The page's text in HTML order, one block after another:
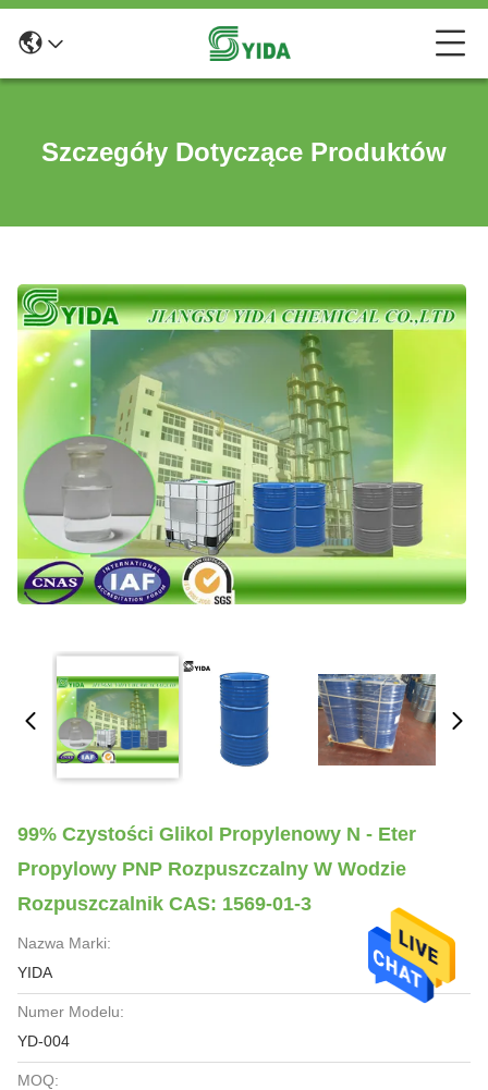
Szczegóły Dotyczące Produktów
99% Czystości Glikol Propylenowy N - Eter
Propylowy PNP Rozpuszczalny W Wodzie
Rozpuszczalnik CAS: 1569-01-3
Nazwa Marki:
YIDA
Numer Modelu:
YD-004
MOQ: